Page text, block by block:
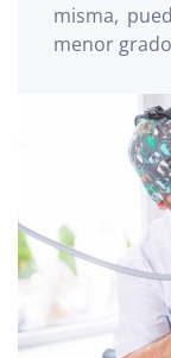
misma,
menor